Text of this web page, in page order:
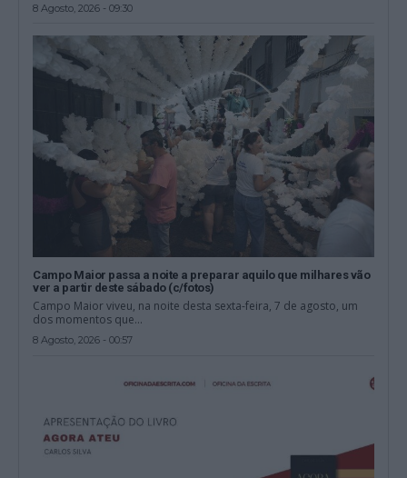
8 Agosto, 2026 - 09:30
Campo Maior passa a noite a preparar aquilo que milhares vão
ver a partir deste sábado (c/fotos)
Campo Maior viveu, na noite desta sexta-feira, 7 de agosto, um
dos momentos que...
8 Agosto, 2026 - 00:57